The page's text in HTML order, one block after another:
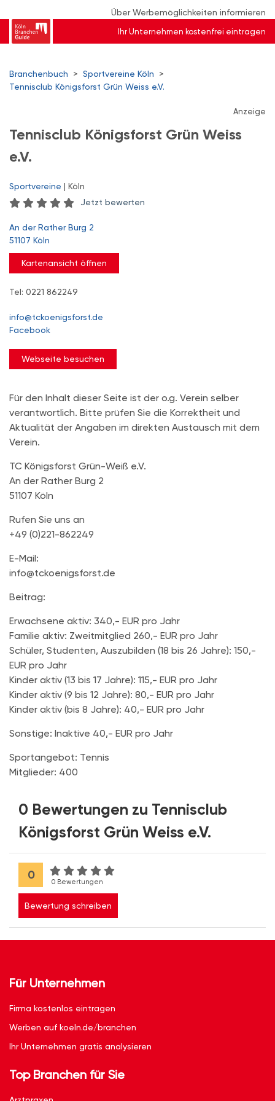
Über Werbemöglichkeiten informieren
Ihr Unternehmen kostenfrei eintragen
Branchenbuch > Sportvereine Köln
>
Tennisclub Königsforst Grün Weiss e.V.
Anzeige
Tennisclub Königsforst Grün Weiss
e.V.
Sportvereine | Köln
Jetzt bewerten
An der Rather Burg 2
51107 Köln
Kartenansicht öffnen
Tel: 0221 862249
info@tckoenigsforst.de
Facebook
Webseite besuchen
Für den Inhalt dieser Seite ist der o.g. Verein selber
verantwortlich. Bitte prüfen Sie die Korrektheit und
Aktualität der Angaben im direkten Austausch mit dem
Verein.
TC Königsforst Grün-Weiß e.V.
An der Rather Burg 2
51107 Köln
Rufen Sie uns an
+49 (0)221-862249
E-Mail:
info@tckoenigsforst.de
Beitrag:
Erwachsene aktiv: 340,- EUR pro Jahr
Familie aktiv: Zweitmitglied 260,- EUR pro Jahr
Schüler, Studenten, Auszubilden (18 bis 26 Jahre): 150,-
EUR pro Jahr
Kinder aktiv (13 bis 17 Jahre): 115,- EUR pro Jahr
Kinder aktiv (9 bis 12 Jahre): 80,- EUR pro Jahr
Kinder aktiv (bis 8 Jahre): 40,- EUR pro Jahr
Sonstige: Inaktive 40,- EUR pro Jahr
Sportangebot: Tennis
Mitglieder: 400
0 Bewertungen zu Tennisclub
Königsforst Grün Weiss e.V.
0
0 Bewertungen
Bewertung schreiben
Für Unternehmen
Firma kostenlos eintragen
Werben auf koeln.de/branchen
Ihr Unternehmen gratis analysieren
Top Branchen für Sie